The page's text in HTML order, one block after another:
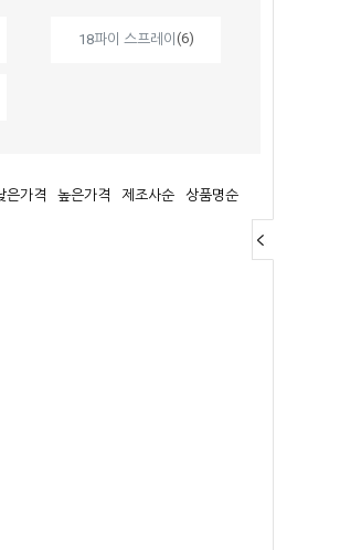
18파이 스프레이 (6)
은가격 높은가격 제조사순 상품명순